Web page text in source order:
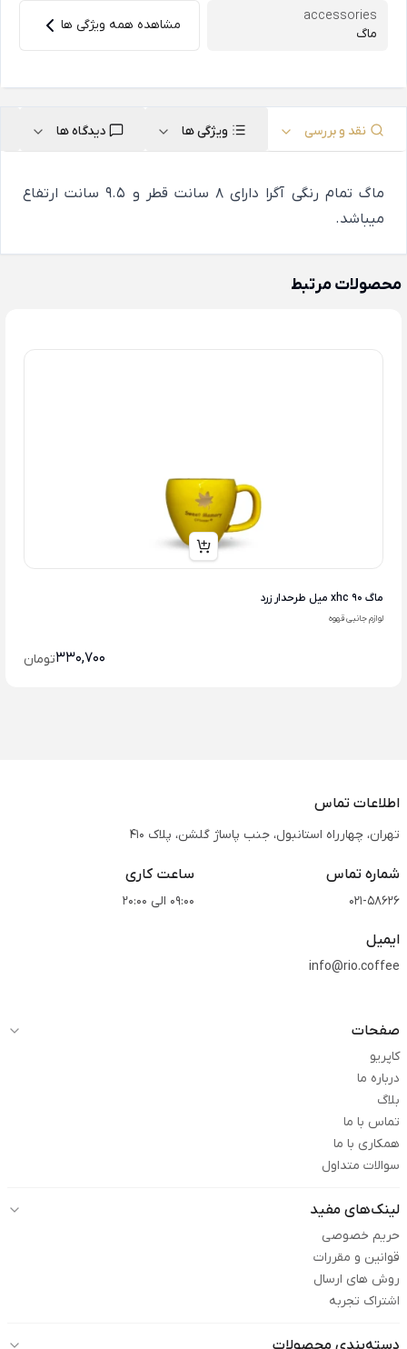
accessories
ماگ
مشاهده همه ویژگی ها
نقد و بررسی ویژگی ها دیدگاه ها
ماگ تمام رنگی آگرا دارای 8 سانت قطر و 9.5 سانت ارتفاع
میباشد.
محصولات مرتبط
ماگ xhc 90 میل طرحدار زرد
لوازم جانبی قهوه
330,700تومان
اطلاعات تماس
تهران، چهارراه استانبول، جنب پاساژ گلشن، پلاک 410
شماره تماس
021-58626
ساعت کاری
09:00 الی 20:00
ایمیل
info@rio.coffee
صفحات
کاپریو
درباره ما
بلاگ
تماس با ما
همکاری با ما
سوالات متداول
لینک‌های مفید
حریم خصوصی
قوانین و مقررات
روش های ارسال
اشتراک تجربه
دسته‌بندی محصولات